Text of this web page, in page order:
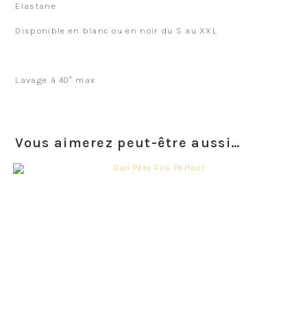
Elastane
Disponible en blanc ou en noir du S au XXL
Lavage à 40° max
Vous aimerez peut-être aussi…